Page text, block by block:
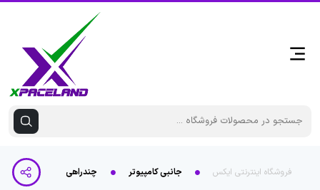
فروشگاه اینترنتی ایکس جانبی کامپیوتر چندراهی برق 6 خانه کلاسیک کابل 2 متری